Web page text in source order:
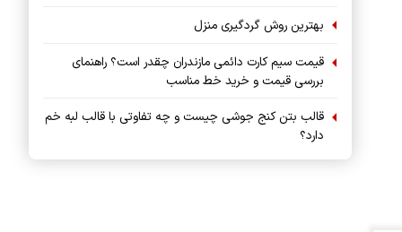
بهترین روش گردگیری منزل
قیمت سیم کارت دائمی مازندران چقدر است؟ راهنمای
بررسی قیمت و خرید خط مناسب
قالب بتن کنج جوشی چیست و چه تفاوتی با قالب لبه خم
دارد؟